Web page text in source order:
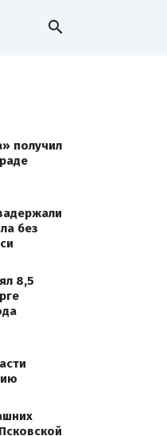
search
получил
без
8,5